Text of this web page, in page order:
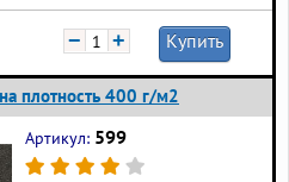
− + Купить
плотность 400 г/м2
Артикул: 599